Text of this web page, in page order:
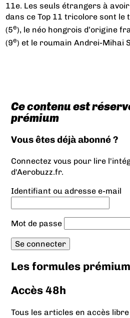
11e. Les seuls étrangers à
dans ce Top 11 tricolore sont le
(5e), le néo hongrois d’origine
(9e) et le roumain Andrei-Mihai
Ce contenu est
prémium
Vous êtes déjà abonné ?
Connectez vous pour lire
d'Aerobuzz.fr.
Identifiant ou adresse e-mail
Mot de passe
Les formules prémium
Accès 48h
Tous les articles en accès